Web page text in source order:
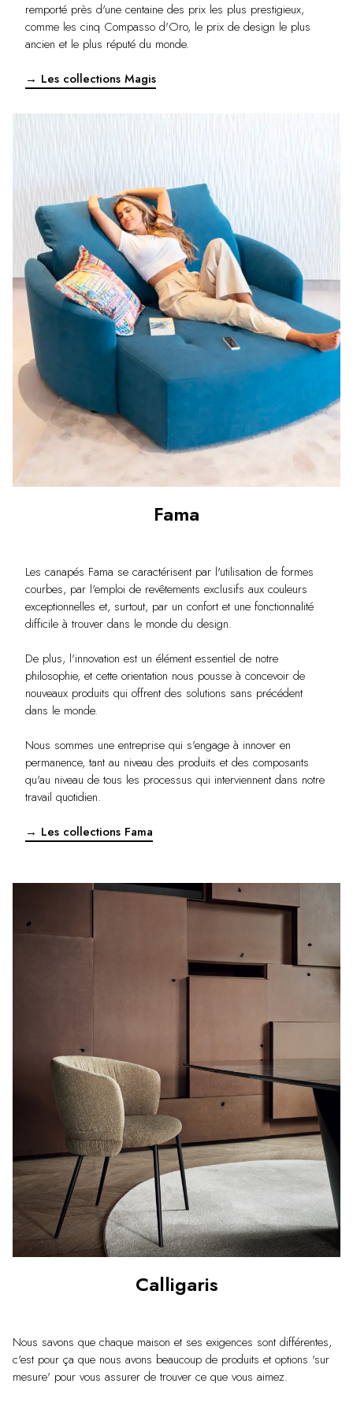
remporté près d'une centaine des prix les plus prestigieux,
comme les cinq Compasso d'Oro, le prix de design le plus
ancien et le plus réputé du monde.
→ Les collections Magis
Fama
Les canapés Fama se caractérisent par l'utilisation de formes
courbes, par l'emploi de revêtements exclusifs aux couleurs
exceptionnelles et, surtout, par un confort et une fonctionnalité
difficile à trouver dans le monde du design.
De plus, l'innovation est un élément essentiel de notre
philosophie, et cette orientation nous pousse à concevoir de
nouveaux produits qui offrent des solutions sans précédent
dans le monde.
Nous sommes une entreprise qui s'engage à innover en
permanence, tant au niveau des produits et des composants
qu'au niveau de tous les processus qui interviennent dans notre
travail quotidien.
→ Les collections Fama
Calligaris
Nous savons que chaque maison et ses exigences sont différentes,
c'est pour ça que nous avons beaucoup de produits et options 'sur
mesure' pour vous assurer de trouver ce que vous aimez.